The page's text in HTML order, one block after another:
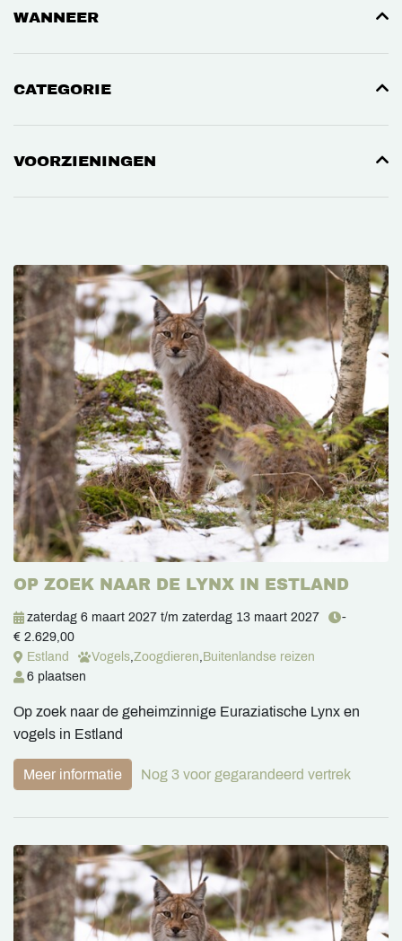
WANNEER
CATEGORIE
VOORZIENINGEN
OP ZOEK NAAR DE LYNX IN ESTLAND
zaterdag 6 maart 2027 t/m zaterdag 13 maart 2027
-
€ 2.629,00
Estland
Vogels Zoogdieren Buitenlandse reizen
6 plaatsen
Op zoek naar de geheimzinnige Euraziatische Lynx en
vogels in Estland
Meer informatie Nog 3 voor gegarandeerd vertrek